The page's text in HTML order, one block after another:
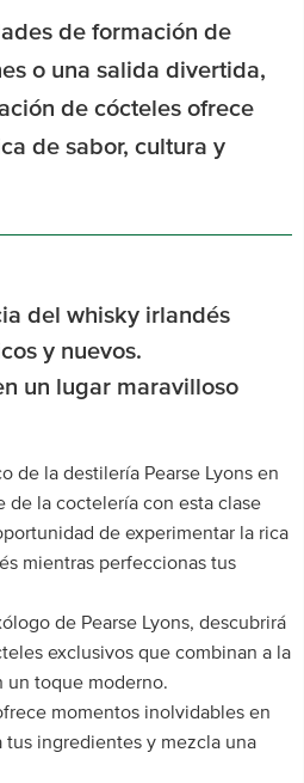
de formación de
o una salida divertida,
de cócteles ofrece
de sabor, cultura y
del whisky irlandés
y nuevos.
un lugar maravilloso
de la destilería Pearse Lyons en
de la coctelería con esta clase
de experimentar la rica
mientras perfeccionas tus
de Pearse Lyons, descubrirá
exclusivos que combinan a la
un toque moderno.
momentos inolvidables en
tus ingredientes y mezcla una